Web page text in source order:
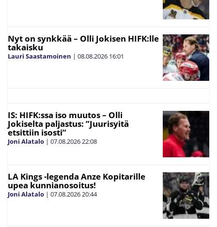
Nyt on synkkää – Olli Jokisen HIFK:lle
takaisku
Lauri Saastamoinen | 08.08.2026 16:01
IS: HIFK:ssa iso muutos – Olli
Jokiselta paljastus: ”Juurisyitä
etsittiin isosti”
Joni Alatalo | 07.08.202622:08
LA Kings -legenda Anze Kopitarille
upea kunnianosoitus!
Joni Alatalo | 07.08.202620:44